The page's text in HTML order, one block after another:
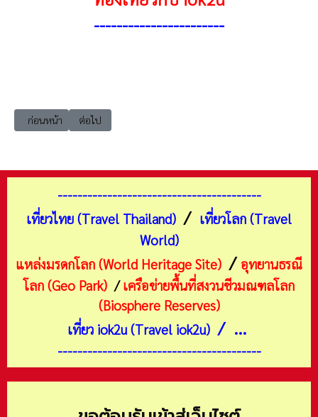
-----------------------
เนื้อหาก่อนหน้า: 20220723 เที่ยวนครพนม
ก่อนหน้า เนื้อหาถัดไป: 20220709 เที่ยวเชียงใหม่ ม่อนแจ่ม
ต่อไป
-----------------------------------------
เที่ยวไทย (Travel Thailand) / เที่ยวโลก (Travel
World)
แหล่งมรดกโลก (World Heritage Site) /อุทยานธรณี
โลก (Geo Park) /เครือข่ายพื้นที่สงวนชีวมณฑลโลก
(Biosphere Reserves)
เที่ยว iok2u (Travel iok2u) / ...
-----------------------------------------